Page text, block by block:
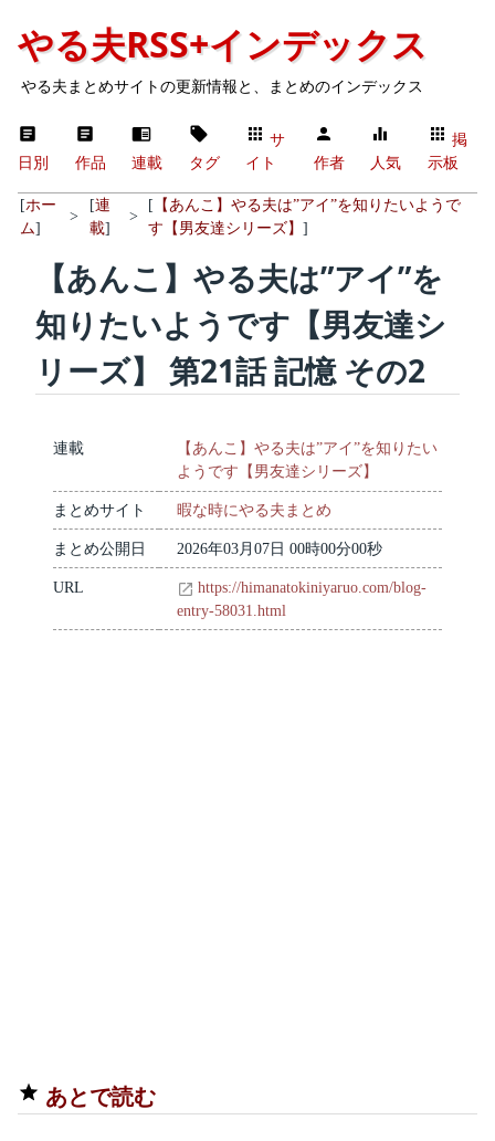
やる夫RSS+インデックス
やる夫まとめサイトの更新情報と、まとめのインデックス
日別 作品 連載 タグ
サ
イト
作者 人気
掲
示板
[ホー
ム]
>
[連
載]
>
[ 【あんこ】やる夫は”アイ”を知りたいようで
す【男友達シリーズ】]
【あんこ】やる夫は”アイ”を
知りたいようです【男友達シ
リーズ】 第21話 記憶 その2
連載
【あんこ】やる夫は”アイ”を知りたい
ようです【男友達シリーズ】
まとめサイト 暇な時にやる夫まとめ
まとめ公開日 2026年03月07日 00時00分00秒
URL
https://himanatokiniyaruo.com/blog-
entry-58031.html
あとで読む